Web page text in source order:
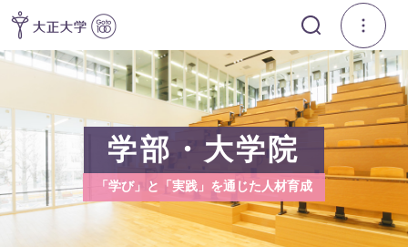
学部・大学院
「学び」と「実践」を通じた人材育成